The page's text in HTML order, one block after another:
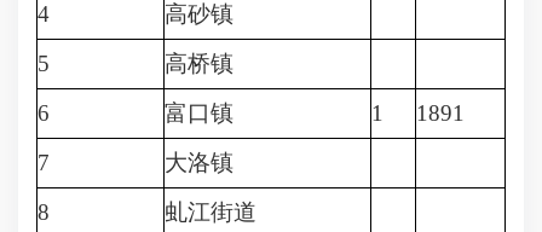
4
高砂镇
5
高桥镇
6
富口镇 1
1891
7
大洛镇
8
虬江街道